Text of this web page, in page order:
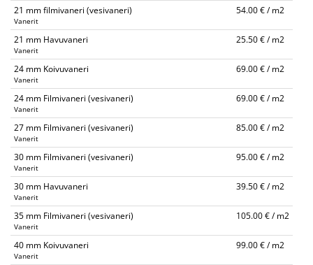
21 mm filmivaneri (vesivaneri)
Vanerit
54.00 € / m2
21 mm Havuvaneri
Vanerit
25.50 € / m2
24 mm Koivuvaneri
Vanerit
69.00 € / m2
24 mm Filmivaneri (vesivaneri)
Vanerit
69.00 € / m2
27 mm Filmivaneri (vesivaneri)
Vanerit
85.00 € / m2
30 mm Filmivaneri (vesivaneri)
Vanerit
95.00 € / m2
30 mm Havuvaneri
Vanerit
39.50 € / m2
35 mm Filmivaneri (vesivaneri)
Vanerit
105.00 € / m2
40 mm Koivuvaneri
Vanerit
99.00 € / m2